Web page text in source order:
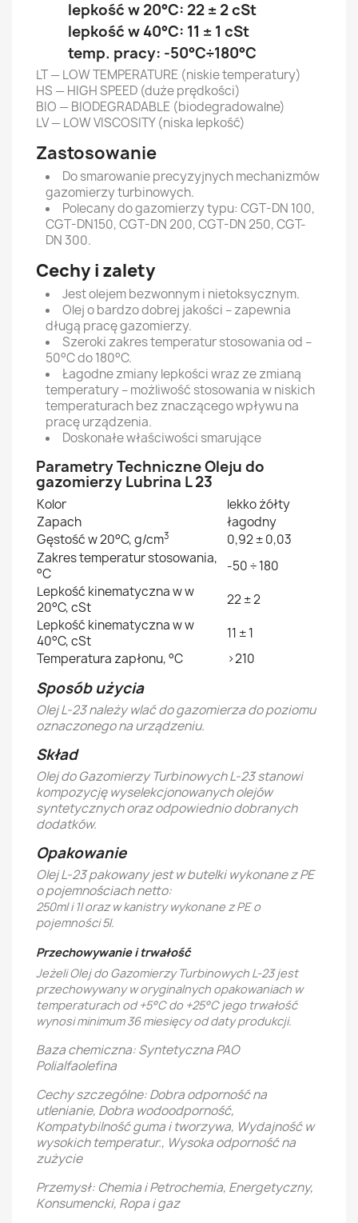
lepkość w 20°C: 22 ± 2 cSt
lepkość w 40°C: 11 ± 1 cSt
temp. pracy: -50°C÷180°C
LT — LOW TEMPERATURE (niskie temperatury)
HS — HIGH SPEED (duże prędkości)
BIO — BIODEGRADABLE (biodegradowalne)
LV — LOW VISCOSITY (niska lepkość)
Zastosowanie
Do smarowanie precyzyjnych mechanizmów
gazomierzy turbinowych.
Polecany do gazomierzy typu: CGT-DN 100,
CGT-DN150, CGT-DN 200, CGT-DN 250, CGT-
DN 300.
Cechy i zalety
Jest olejem bezwonnym i nietoksycznym.
Olej o bardzo dobrej jakości – zapewnia
długą pracę gazomierzy.
Szeroki zakres temperatur stosowaniaod –
50°C do 180°C.
Łagodne zmiany lepkości wraz ze zmianą
temperatury – możliwość stosowania w niskich
temperaturach bez znaczącego wpływu na
pracę urządzenia.
Doskonałe właściwości smarujące
Parametry Techniczne Oleju do
gazomierzy Lubrina L 23
Kolor
lekko żółty
Zapach
łagodny
Gęstość w 20°C, g/cm3
0,92 ± 0,03
Zakres temperatur stosowania,
°C
-50 ÷ 180
Lepkość kinematyczna w w
20°C, cSt
22 ± 2
Lepkość kinematyczna w w
40°C, cSt
11 ± 1
Temperatura zapłonu, °C
>210
Sposób użycia
Olej L-23 należy wlać do gazomierza do poziomu
oznaczonego na urządzeniu.
Skład
Olej do Gazomierzy Turbinowych L-23 stanowi
kompozycję wyselekcjonowanych olejów
syntetycznych oraz odpowiednio dobranych
dodatków.
Opakowanie
Olej L-23 pakowany jest w butelki wykonane z PE
o pojemnościach netto:
250ml i 1l oraz w kanistry wykonane zPE o
pojemności 5l.
Przechowywanie i trwałość
Jeżeli Olej do Gazomierzy Turbinowych L-23 jest
przechowywany w oryginalnych opakowaniach w
temperaturach od +5°C do +25°C jego trwałość
wynosi minimum 36 miesięcy od daty produkcji.
Baza chemiczna: Syntetyczna PAO
Polialfaolefina
Cechy szczególne: Dobra odporność na
utlenianie, Dobra wodoodporność,
Kompatybilność guma i tworzywa, Wydajność w
wysokich temperatur., Wysoka odporność na
zużycie
Przemysł: Chemia i Petrochemia, Energetyczny,
Konsumencki, Ropa i gaz